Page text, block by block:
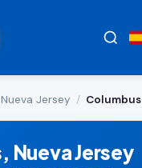
Nueva Jersey / Columbus
Nueva Jersey